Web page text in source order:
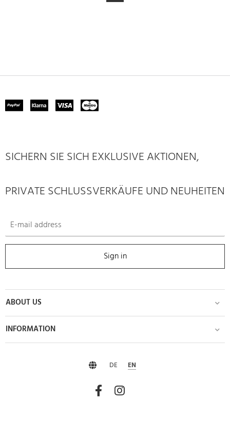
SICHERN SIE SICH EXKLUSIVE AKTIONEN,
PRIVATE SCHLUSSVERKÄUFE UND NEUHEITEN
Sign in
ABOUT US
INFORMATION
DE EN